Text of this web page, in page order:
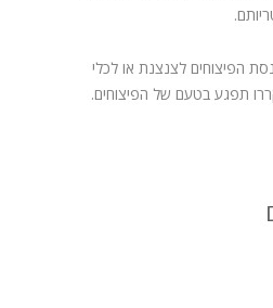
הפיצוחים לצנצנת או לכלי
תפגע בטעם של הפיצוחים.